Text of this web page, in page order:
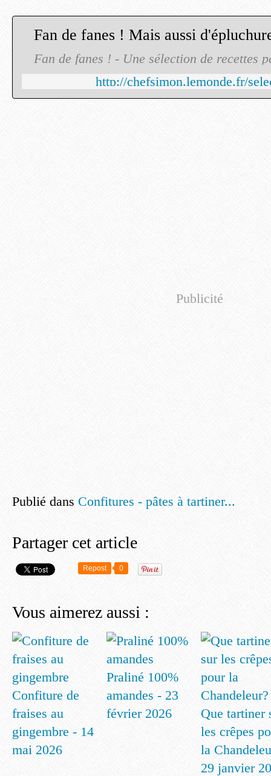
Fan de fanes ! - Une sélection de recettes
http://chefsimon.lemonde.fr/
Publicité
Publié dans Confitures - pâtes à tartiner...
Partager cet article
Repost 0
Vous aimerez aussi :
Confiture de
fraises au
gingembre - 14
mai 2026
Praliné 100%
amandes - 23
février 2026
Que tartiner
les crêpes
la
29 janvier